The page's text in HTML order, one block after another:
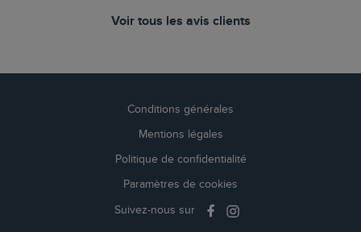
Voir tous les avis clients
Conditions générales
Mentions légales
Politique de confidentialité
Paramètres de cookies
Suivez-nous sur